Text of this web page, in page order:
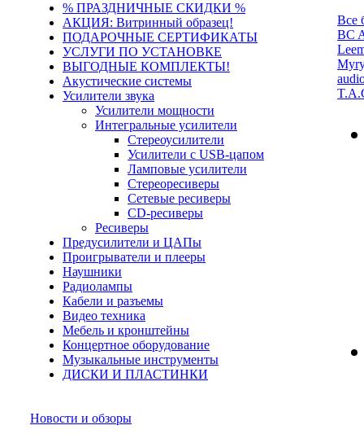
% ПРАЗДНИЧНЫЕ СКИДКИ %
АКЦИЯ: Витринный образец!
ПОДАРОЧНЫЕ СЕРТИФИКАТЫ
УСЛУГИ ПО УСТАНОВКЕ
ВЫГОДНЫЕ КОМПЛЕКТЫ!
Акустические системы
Усилители звука
Усилители мощности
Интегральные усилители
Стереоусилители
Усилители с USB-цапом
Ламповые усилители
Стереоресиверы
Сетевые ресиверы
CD-ресиверы
Ресиверы
Предусилители и ЦАПы
Проигрыватели и плееры
Наушники
Радиолампы
Кабели и разъемы
Видео техника
Мебель и кронштейны
Концертное оборудование
Музыкальные инструменты
ДИСКИ И ПЛАСТИНКИ
Новости и обзоры
Все
BC